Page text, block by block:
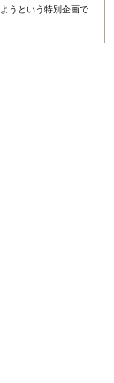
うという特別企画で